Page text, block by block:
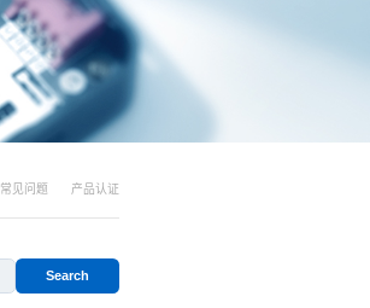
常见问题 产品认证
Search